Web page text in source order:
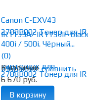
избранное сравнить
Canon C-EXV43
2788B002 Тонер для IR
400i / 500i. Чёрный...
(0)
В наличии
6 670 руб.
В корзину